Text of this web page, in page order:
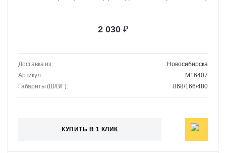
2 030 ₽
Доставка из:
Новосибирска
Артикул:
M16407
Габариты (Ш/В/Г):
868/166/480
КУПИТЬ В 1 КЛИК